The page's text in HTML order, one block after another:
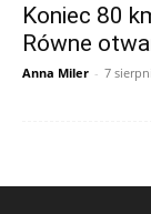
Koniec 80
Równe
Anna Miler - 7